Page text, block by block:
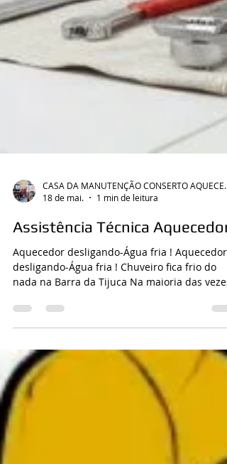
18 de mai.
1 min de leitura
Assistência Técnica Aquecedor
desligando-Água fria ! Chuveiro fica frio do
nada na Barra da Tijuca Na maioria das vezes,
o defeito não está no chuveiro e sim no
aquecedor. O aparelho perde estabilidade
durante o funcionamento e interrompe o
aquecimento da água no meio do banho.
Muitos clientes acreditam ser algo simples,
mas o problema costuma piorar rapidamente